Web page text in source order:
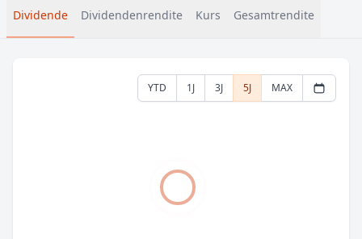
Dividende Dividendenrendite Kurs Gesamtrendite
YTD 1J 3J 5J MAX